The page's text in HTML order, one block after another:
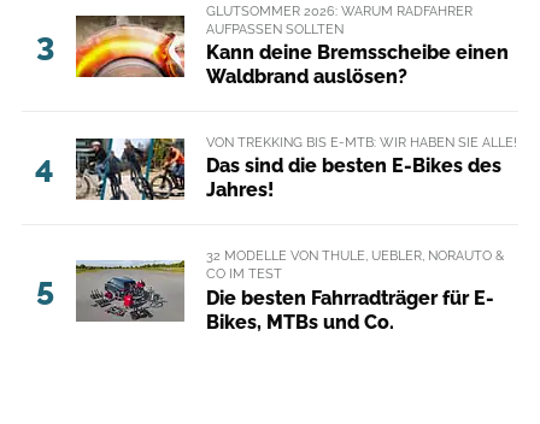
3
GLUTSOMMER 2026: WARUM RADFAHRER
AUFPASSEN SOLLTEN
Kann deine Bremsscheibe einen
Waldbrand auslösen?
4
VON TREKKING BIS E-MTB: WIR HABEN SIE ALLE!
Das sind die besten E-Bikes des
Jahres!
5
32 MODELLE VON THULE, UEBLER, NORAUTO &
CO IM TEST
Die besten Fahrradträger für E-
Bikes, MTBs und Co.